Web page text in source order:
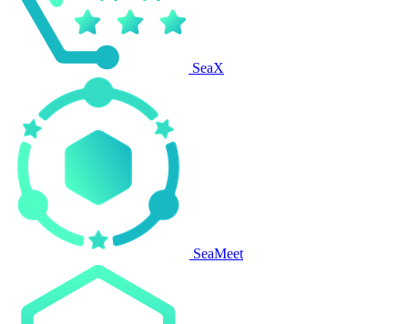
SeaX
SeaMeet